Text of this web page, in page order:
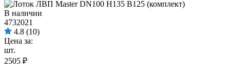
В наличии
4732021
4.8 (10)
Цена за:
шт.
2505 ₽